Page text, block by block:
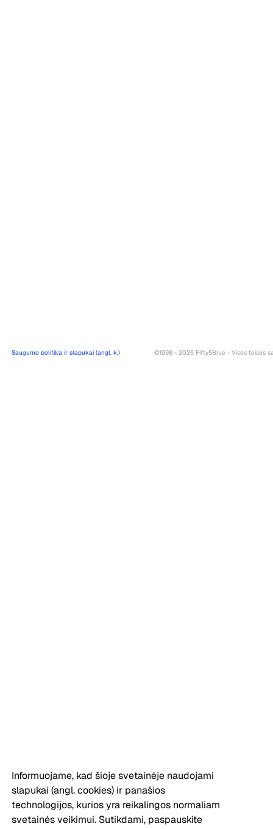
Saugumo politika ir slapukai (angl. k.) ©1998 - 2026 Fifty5Blue - Visos teisės
Informuojame, kad šioje svetainėje naudojami
slapukai (angl. cookies) ir panašios
technologijos, kurios yra reikalingos normaliam
svetainės veikimui. Sutikdami, paspauskite